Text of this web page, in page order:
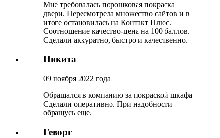
Мне требовалась порошковая покраска
двери. Пересмотрела множество сайтов и в
итоге остановилась на Контакт Плюс.
Соотношение качество-цена на 100 баллов.
Сделали аккуратно, быстро и качественно.
Никита
09 ноября 2022 года
Обращался в компанию за покраской шкафа.
Сделали оперативно. При надобности
обращусь еще.
Геворг